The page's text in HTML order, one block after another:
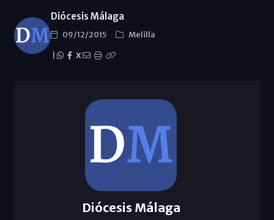
Diócesis Málaga
09/12/2015
Melilla
X
Diócesis Málaga